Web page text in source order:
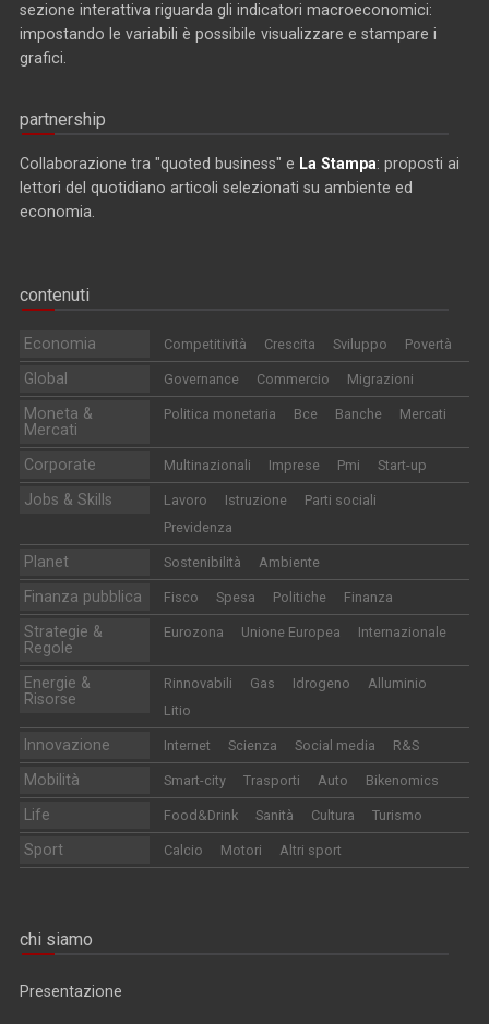
sezione interattiva riguarda gli indicatori macroeconomici:
impostando le variabili è possibile visualizzare e stampare i
grafici.
partnership
Collaborazione tra "quoted business" e La Stampa: proposti ai
lettori del quotidiano articoli selezionati su ambiente ed
economia.
contenuti
Economia Competitività Crescita Sviluppo Povertà
Global Governance Commercio Migrazioni
Moneta &
Mercati
Politica monetaria Bce Banche Mercati
Corporate Multinazionali Imprese Pmi Start-up
Jobs & Skills Lavoro Istruzione
Parti sociali
Previdenza
Planet Sostenibilità Ambiente
Finanza pubblica Fisco Spesa Politiche Finanza
Strategie &
Regole
Eurozona Unione Europea Internazionale
Energie &
Risorse
Rinnovabili Gas Idrogeno
Alluminio
Litio
Innovazione Internet Scienza Social media R&S
Mobilità Smart-city Trasporti Auto Bikenomics
Life Food&Drink Sanità Cultura Turismo
Sport Calcio Motori Altri sport
chi siamo
Presentazione